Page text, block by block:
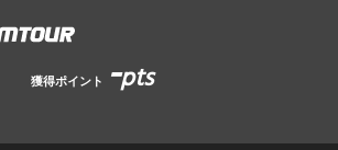
獲得ポイント -pts